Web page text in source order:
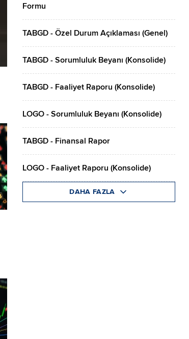
Formu
TABGD - Özel Durum Açıklaması (Genel)
TABGD - Sorumluluk Beyanı (Konsolide)
TABGD - Faaliyet Raporu (Konsolide)
LOGO - Sorumluluk Beyanı (Konsolide)
TABGD - Finansal Rapor
LOGO - Faaliyet Raporu (Konsolide)
DAHA FAZLA